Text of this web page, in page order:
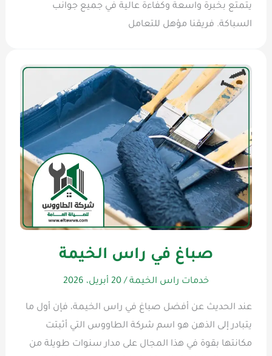
يتمتع بخبرة واسعة وكفاءة عالية في جميع جوانب
السباكة. فريقنا مؤهل للتعامل
صباغ في راس الخيمة
خدمات راس الخيمة /20 أبريل، 2026
عند الحديث عن أفضل صباغ في راس الخيمة، فإن أول ما
يتبادر إلى الذهن هو اسم شركة الطاووس التي أثبتت
مكانتها بقوة في هذا المجال على مدار سنوات طويلة من